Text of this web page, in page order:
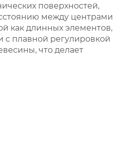
поверхностей,
между центрами
как длинных элементов,
с плавной регулировкой
что делает